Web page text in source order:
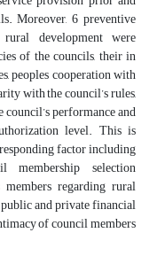
Moreover, 6 preventive
development were
of the councils, their in
peoples cooperation with
with the council’s rules,
performance and
level. This is
factor including
membership selection
members regarding rural
and private financial
of council members